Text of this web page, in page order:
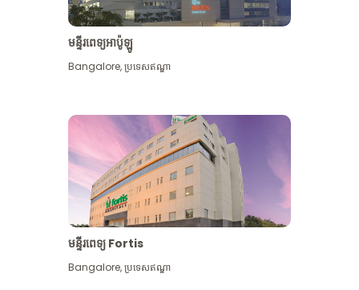
មើល​ច្រើន​ទៀត
មន្ទីរពេទ្យអាប៉ូឡូ
Bangalore,ប្រទេសឥណ្ឌា
មន្ទីរពេទ្យ Fortis
Bangalore,ប្រទេសឥណ្ឌា